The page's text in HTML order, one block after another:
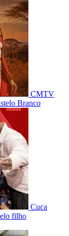
CMTV
Branco
Cuca
filho